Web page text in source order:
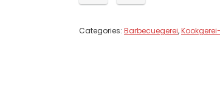
Categories: Barbecuegerei,